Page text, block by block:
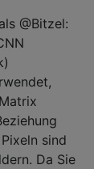
@Bitzel:
sind
Da Sie